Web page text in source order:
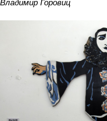
Владимир Горовиц